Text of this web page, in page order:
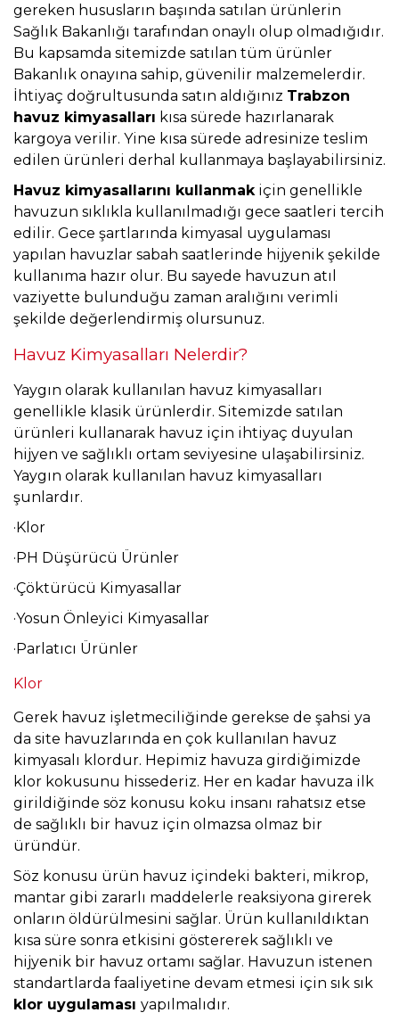
gereken hususların başında satılan ürünlerin
Sağlık Bakanlığı tarafından onaylı olup olmadığıdır.
Bu kapsamda sitemizde satılan tüm ürünler
Bakanlık onayına sahip, güvenilir malzemelerdir.
İhtiyaç doğrultusunda satın aldığınız Trabzon
havuz kimyasalları kısa sürede hazırlanarak
kargoya verilir. Yine kısa sürede adresinize teslim
edilen ürünleri derhal kullanmaya başlayabilirsiniz.
Havuz kimyasallarını kullanmakiçin genellikle
havuzun sıklıkla kullanılmadığı gece saatleri tercih
edilir. Gece şartlarında kimyasal uygulaması
yapılan havuzlar sabah saatlerinde hijyenik şekilde
kullanıma hazır olur. Bu sayede havuzun atıl
vaziyette bulunduğu zaman aralığını verimli
şekilde değerlendirmiş olursunuz.
Havuz Kimyasalları Nelerdir?
Yaygın olarak kullanılan havuz kimyasalları
genellikle klasik ürünlerdir. Sitemizde satılan
ürünleri kullanarak havuz için ihtiyaç duyulan
hijyen ve sağlıklı ortam seviyesine ulaşabilirsiniz.
Yaygın olarak kullanılan havuz kimyasalları
şunlardır.
·Klor
·PH Düşürücü Ürünler
·Çöktürücü Kimyasallar
·Yosun Önleyici Kimyasallar
·Parlatıcı Ürünler
Klor
Gerek havuz işletmeciliğinde gerekse de şahsi ya
da site havuzlarında en çok kullanılan havuz
kimyasalı klordur. Hepimiz havuza girdiğimizde
klor kokusunu hissederiz. Her en kadar havuza ilk
girildiğinde söz konusu koku insanı rahatsız etse
de sağlıklı bir havuz için olmazsa olmaz bir
üründür.
Söz konusu ürün havuz içindeki bakteri, mikrop,
mantar gibi zararlı maddelerle reaksiyona girerek
onların öldürülmesini sağlar. Ürün kullanıldıktan
kısa süre sonra etkisini göstererek sağlıklı ve
hijyenik bir havuz ortamı sağlar. Havuzun istenen
standartlarda faaliyetine devam etmesi için sık sık
klor uygulaması yapılmalıdır.